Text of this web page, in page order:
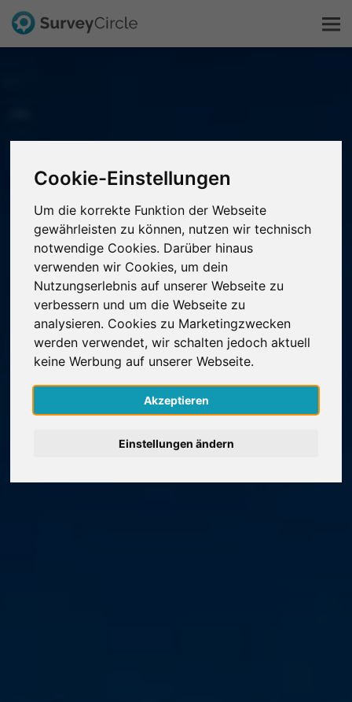
Cookie-Einstellungen
Um die korrekte Funktion der Webseite
gewährleisten zu können, nutzen wir technisch
notwendige Cookies. Darüber hinaus
verwenden wir Cookies, um dein
Nutzungserlebnis auf unserer Webseite zu
verbessern und um die Webseite zu
analysieren. Cookies zu Marketingzwecken
werden verwendet, wir schalten jedoch aktuell
keine Werbung auf unserer Webseite.
Akzeptieren
Einstellungen ändern
Forschung entdecken
FAQ
Kostenlos registrieren
Anmelden
English
Nederlands